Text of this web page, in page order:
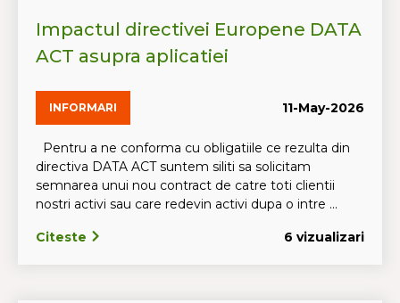
Impactul directivei Europene DATA
ACT asupra aplicatiei
INFORMARI 11-May-2026
Pentru a ne conforma cu obligatiile ce rezulta din
directiva DATA ACT suntem siliti sa solicitam
semnarea unui nou contract de catre toti clientii
nostri activi sau care redevin activi dupa o intre ...
Citeste 6 vizualizari